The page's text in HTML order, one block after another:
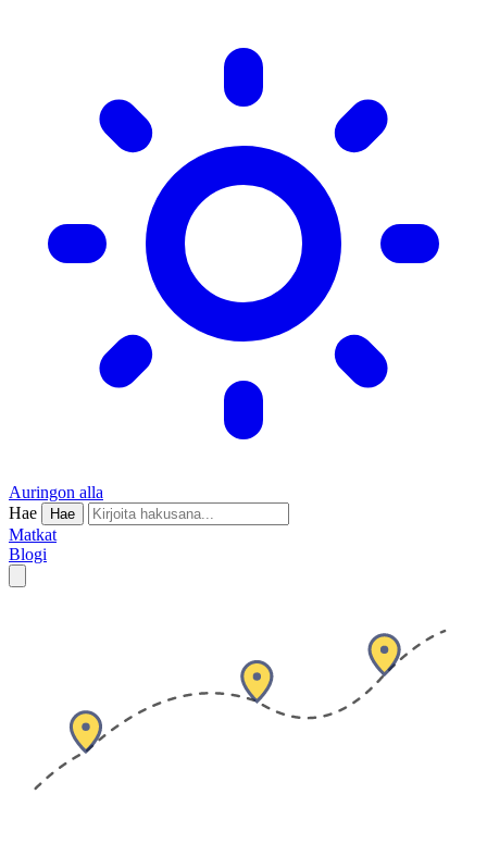
Auringon alla
Hae
Hae
Matkat
Blogi